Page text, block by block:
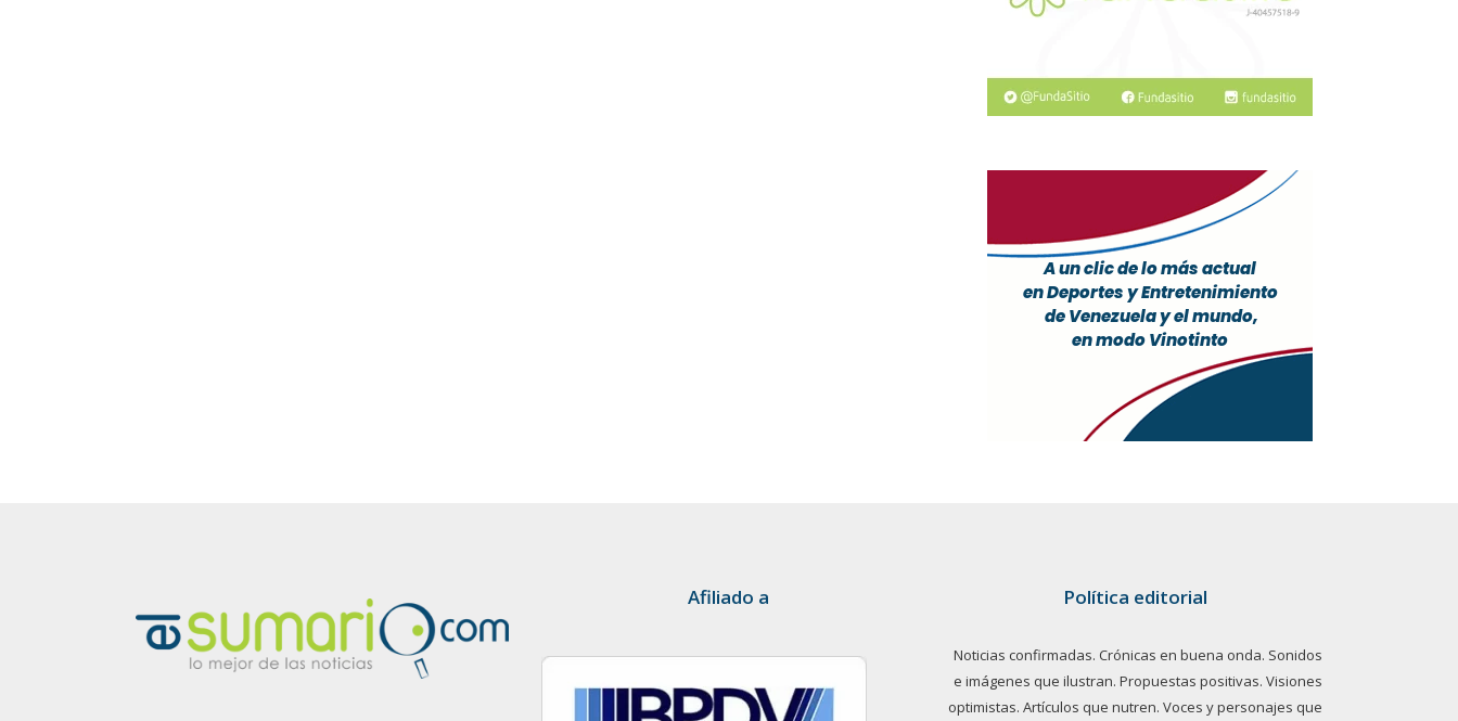
Afiliado a Política editorial
Noticias confirmadas. Crónicas en buena onda. Sonidos
e imágenes que ilustran. Propuestas positivas. Visiones
optimistas. Artículos que nutren. Voces y personajes que